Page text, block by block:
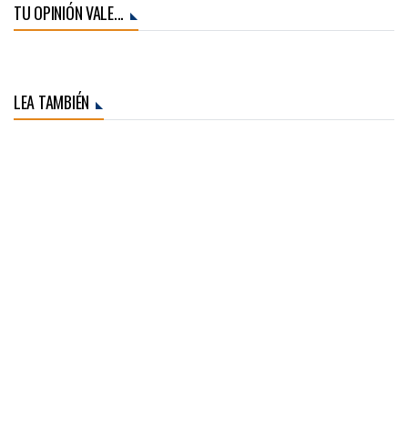
TU OPINIÓN VALE...
LEA TAMBIÉN